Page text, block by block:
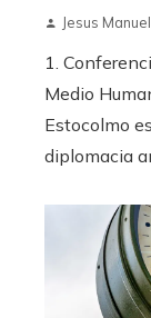
Jesus
1.
Medio
Estocolmo
diplomacia